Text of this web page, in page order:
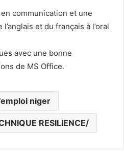
communication et une
et du français à l’oral
avec une bonne
de MS Office.
niger
RESILIENCE/